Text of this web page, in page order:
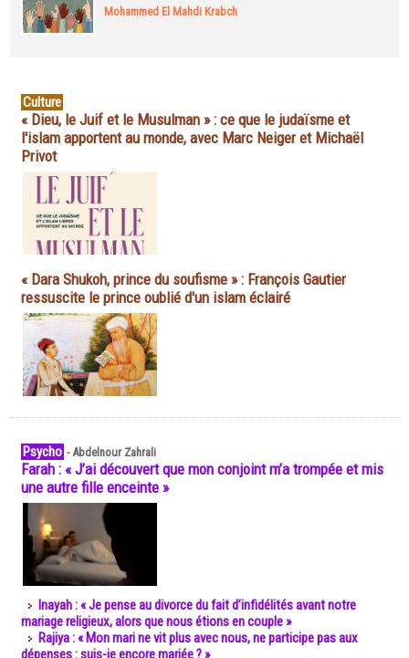
Mohammed El Mahdi Krabch
Culture
« Dieu, le Juif et le Musulman » : ce que le judaïsme et
l'islam apportent au monde, avec Marc Neiger et Michaël
Privot
« Dara Shukoh, prince du soufisme » : François Gautier
ressuscite le prince oublié d'un islam éclairé
Psycho -Abdelnour Zahrali
Farah : « J’ai découvert que mon conjoint m’a trompée et mis
une autre fille enceinte »
Inayah : « Je pense au divorce du fait d’infidélités avant notre
mariage religieux, alors que nous étions en couple »
Rajiya : « Mon mari ne vit plus avec nous, ne participe pas aux
dépenses : suis-je encore mariée ? »